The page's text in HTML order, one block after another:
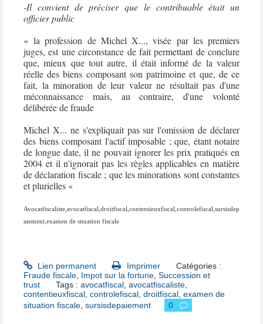
-Il convient de préciser que le contribuable était un
officier public
« la profession de Michel X..., visée par les premiers
juges, est une circonstance de fait permettant de conclure
que, mieux que tout autre, il était informé de la valeur
réelle des biens composant son patrimoine et que, de ce
fait, la minoration de leur valeur ne résultait pas d'une
méconnaissance mais, au contraire, d'une volonté
délibérée de fraude
Michel X... ne s'expliquait pas sur l'omission de déclarer
des biens composant l'actif imposable ; que, étant notaire
de longue date, il ne pouvait ignorer les prix pratiqués en
2004 et il n'ignorait pas les règles applicables en matière
de déclaration fiscale ; que les minorations sont constantes
et plurielles «
Avocatfiscaliste,avocatfiscal,droitfiscal,contentieuxfiscal,controlefiscal,sursisdep
aiement,examen de situation fiscale
Lien permanent Imprimer
Catégories :
Fraude fiscale Impot sur la fortune Succession et
trust
Tags :avocatfiscal ,avocatfiscaliste
contentieuxfiscal controlefiscal droitfiscal examen de
situation fiscale sursisdepaiement 0